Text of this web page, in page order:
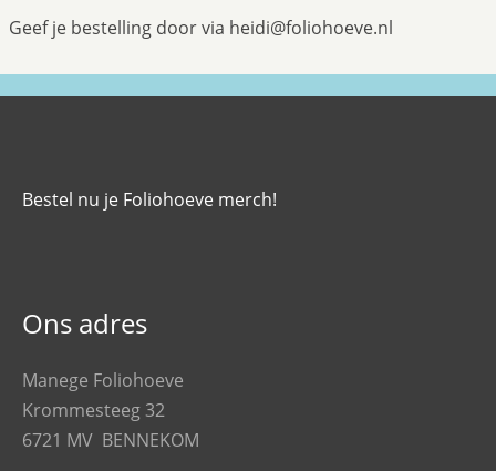
Geef je bestelling door via heidi@foliohoeve.nl
Bestel nu je Foliohoeve merch!
Ons adres
Manege Foliohoeve
Krommesteeg 32
6721 MV BENNEKOM